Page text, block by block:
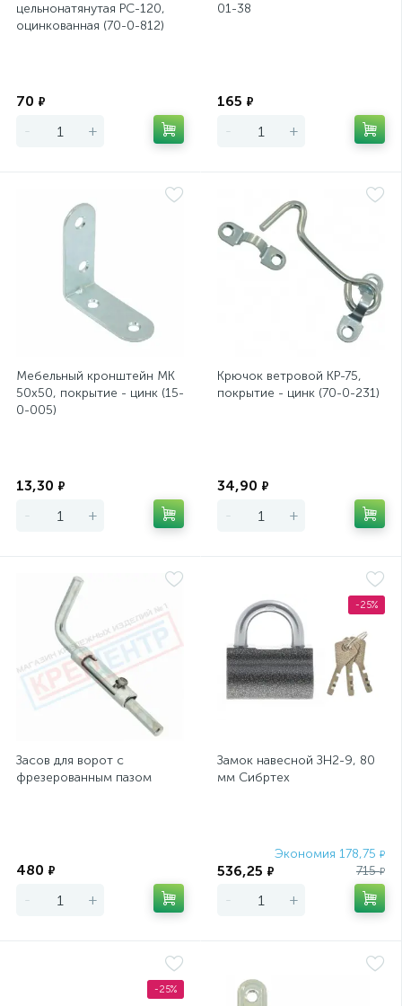
цельнонатянутая РС-120,
оцинкованная (70-0-812)
70 ₽
- +
01-38
165 ₽
- +
Мебельный кронштейн МК
50х50, покрытие - цинк (15-
0-005)
13,30 ₽
- +
Крючок ветровой КР-75,
покрытие - цинк (70-0-231)
34,90 ₽
- +
Засов для ворот с
фрезерованным пазом
480 ₽
- +
-25%
Замок навесной ЗН2-9, 80
мм Сибртех
Экономия 178,75 ₽
536,25 ₽ 715₽
- +
-25%